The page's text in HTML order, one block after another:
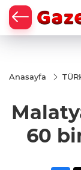
Anasayfa
60